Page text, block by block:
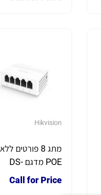
Hikvision
מתג 8 פורטים ללא
POE מדגם DS-
3E0508D-E
Call for Price